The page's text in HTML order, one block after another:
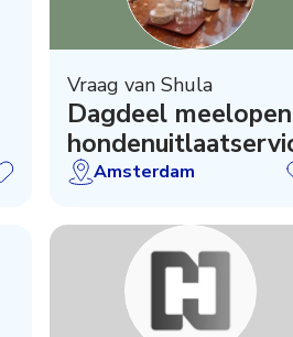
Vraag van Shula
Dagdeel meelopen
Amsterdam